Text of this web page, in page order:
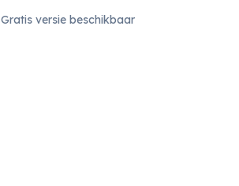
Gratis versie beschikbaar